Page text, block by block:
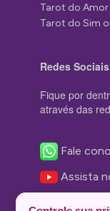
Tarot do Amor
Tarot do Sim
Redes Sociais
Fique por
através das
Fale
Assista